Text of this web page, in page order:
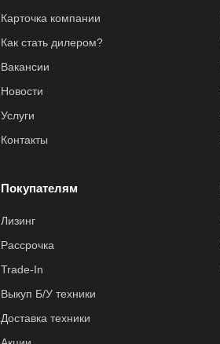
Карточка компании
Как стать дилером?
Вакансии
Новости
Услуги
Контакты
Покупателям
Лизинг
Рассрочка
Trade-In
Выкуп Б/У техники
Доставка техники